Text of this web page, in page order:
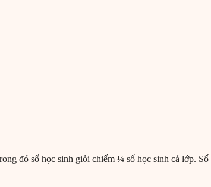
đó số học sinh giỏi chiếm ¼ số học sinh cả lớp. Số